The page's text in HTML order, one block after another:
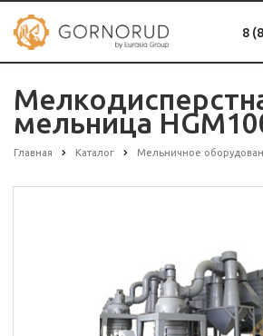
8
мельница
Главная Каталог Мельничное